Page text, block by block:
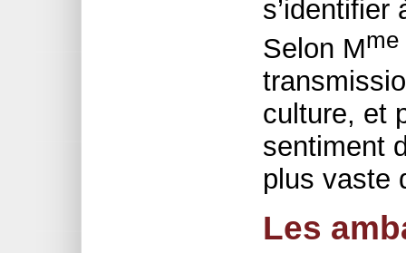
Selon Mme
culture, et
sentiment
plus vaste
Les